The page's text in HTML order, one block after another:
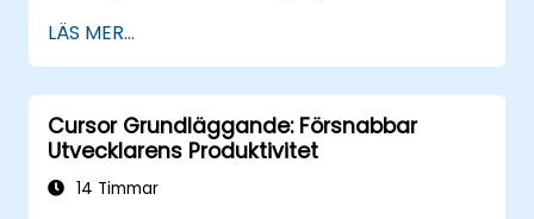
LÄS MER...
Cursor Grundläggande: Försnabbar
Utvecklarens Produktivitet
14 Timmar